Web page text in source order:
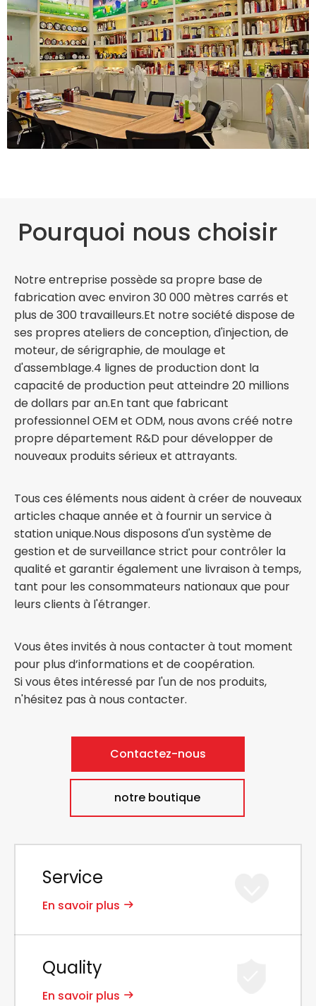
Pourquoi nous choisir
Notre entreprise possède sa propre base de
fabrication avec environ 30 000 mètres carrés et
plus de 300 travailleurs.Et notre société dispose de
ses propres ateliers de conception, d'injection, de
moteur, de sérigraphie, de moulage et
d'assemblage.4 lignes de production dont la
capacité de production peut atteindre 20 millions
de dollars par an.En tant que fabricant
professionnel OEM et ODM, nous avons créé notre
propre département R&D pour développer de
nouveaux produits sérieux et attrayants.
Tous ces éléments nous aident à créer de nouveaux
articles chaque année et à fournir un service à
station unique.Nous disposons d'un système de
gestion et de surveillance strict pour contrôler la
qualité et garantir également une livraison à temps,
tant pour les consommateurs nationaux que pour
leurs clients à l'étranger.
Vous êtes invités à nous contacter à tout moment
pour plus d’informations et de coopération.
Si vous êtes intéressé par l'un de nos produits,
n'hésitez pas à nous contacter.
Contactez-nous
notre boutique
Service
En savoir plus
Quality
En savoir plus